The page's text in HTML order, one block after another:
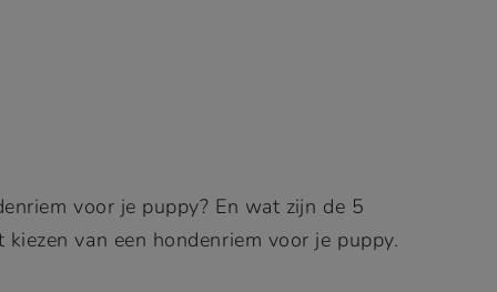
voor je puppy? En wat zijn de 5
van een hondenriem voor je puppy.